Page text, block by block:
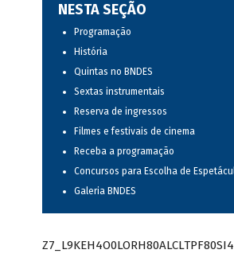
NESTA SEÇÃO
Programação
História
Quintas no BNDES
Sextas instrumentais
Reserva de ingressos
Filmes e festivais de cinema
Receba a programação
Concursos para Escolha de
Galeria BNDES
Z7_L9KEH4O0LORH80ALCLTPF80SI4